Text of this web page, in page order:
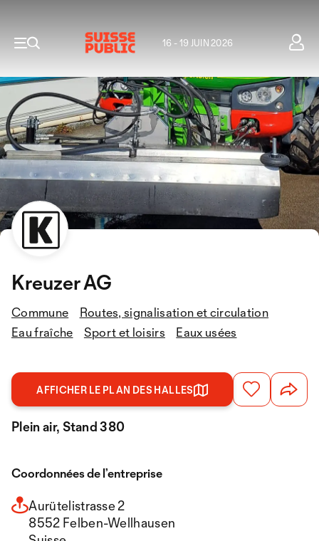
16 - 19 JUIN 2026
Kreuzer AG
Commune
Routes, signalisation et circulation
Eau fraîche
Sport et loisirs Eaux usées
AFFICHER LE PLAN DES HALLES
Plein air, Stand 380
Coordonnées de l’entreprise
Aurütelistrasse 2
8552 Felben-Wellhausen